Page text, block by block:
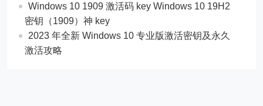
Windows 10 1909 激活码 key Windows 10 19H2
密钥（1909）神 key
2023 年全新 Windows 10 专业版激活密钥及永久
激活攻略